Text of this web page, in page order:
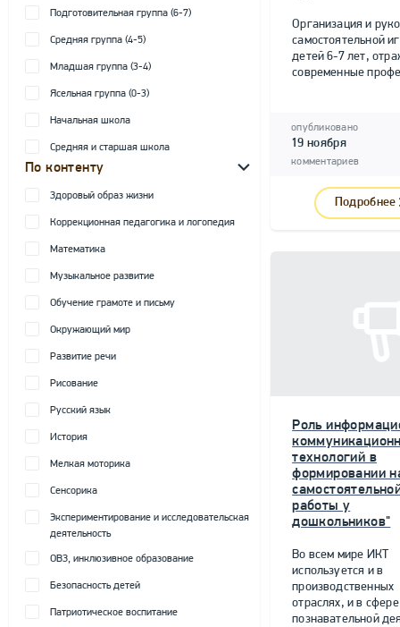
Подготовительная группа (6-7)
Средняя группа (4-5)
Младшая группа (3-4)
Ясельная группа (0-3)
Начальная школа
Средняя и старшая школа
По контенту
Здоровый образ жизни
Коррекционная педагогика и логопедия
Математика
Музыкальное развитие
Обучение грамоте и письму
Окружающий мир
Развитие речи
Рисование
Русский язык
История
Мелкая моторика
Сенсорика
Экспериментирование и исследовательская
деятельность
ОВЗ, инклюзивное образование
Безопасность детей
Патриотическое воспитание
Организация и
самостоятельной
детей 6-7 лет,
современные
опубликовано
19 ноября
комментариев
Подробнее
Роль
технологий в
формировании
работы у
дошкольников"
Во всем мире ИКТ
используется и в
производственных
отраслях, и в сфере
познавательной